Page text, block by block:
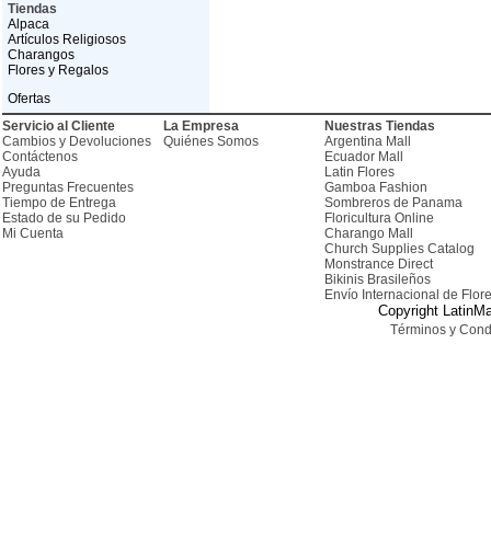
Tiendas
Alpaca
Artículos Religiosos
Charangos
Flores y Regalos
Ofertas
Servicio al Cliente
Cambios y Devoluciones
Contáctenos
Ayuda
Preguntas Frecuentes
Tiempo de Entrega
Estado de su Pedido
Mi Cuenta
La Empresa
Quiénes Somos
Nuestras Tiendas
Argentina Mall
Ecuador Mall
Latin Flores
Gamboa Fashion
Sombreros de Panama
Floricultura Online
Charango Mall
Church Supplies Catalog
Monstrance Direct
Bikinis Brasileños
Envío Internacional de
Copyright
Términos y